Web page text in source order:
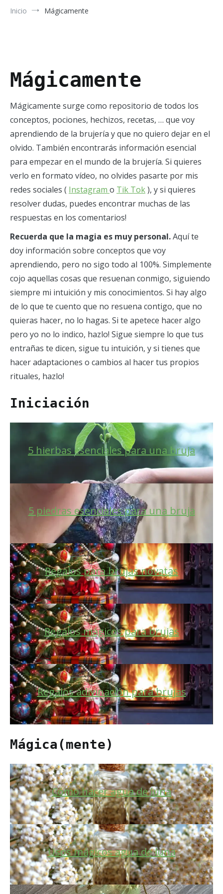
Inicio Mágicamente
Mágicamente
Mágicamente surge como repositorio de todos los
conceptos, pociones, hechizos, recetas, … que voy
aprendiendo de la brujería y que no quiero dejar en el
olvido. También encontrarás información esencial
para empezar en el mundo de la brujería. Si quieres
verlo en formato vídeo, no olvides pasarte por mis
redes sociales ( Instagram o Tik Tok), y si quieres
resolver dudas, puedes encontrar muchas de las
respuestas en los comentarios!
Recuerda que la magia es muy personal.Aquí te
doy información sobre conceptos que voy
aprendiendo, pero no sigo todo al 100%. Simplemente
cojo aquellas cosas que resuenan conmigo, siguiendo
siempre mi intuición y mis conocimientos. Si hay algo
de lo que te cuento que no resuena contigo, que no
quieras hacer, no lo hagas. Si te apetece hacer algo
pero yo no lo indico, hazlo! Sigue siempre lo que tus
entrañas te dicen, sigue tu intuición, y si tienes que
hacer adaptaciones o cambios al hacer tus propios
rituales, hazlo!
Iniciación
5 hierbas esenciales para una bruja
5 piedras esenciales para una bruja
Regalos para brujas novatas
Regalos mágicos para brujas
Regalos adivinación para brujas
Mágica(mente)
Cómo hacer agua de luna
Usos mágicos agua de luna